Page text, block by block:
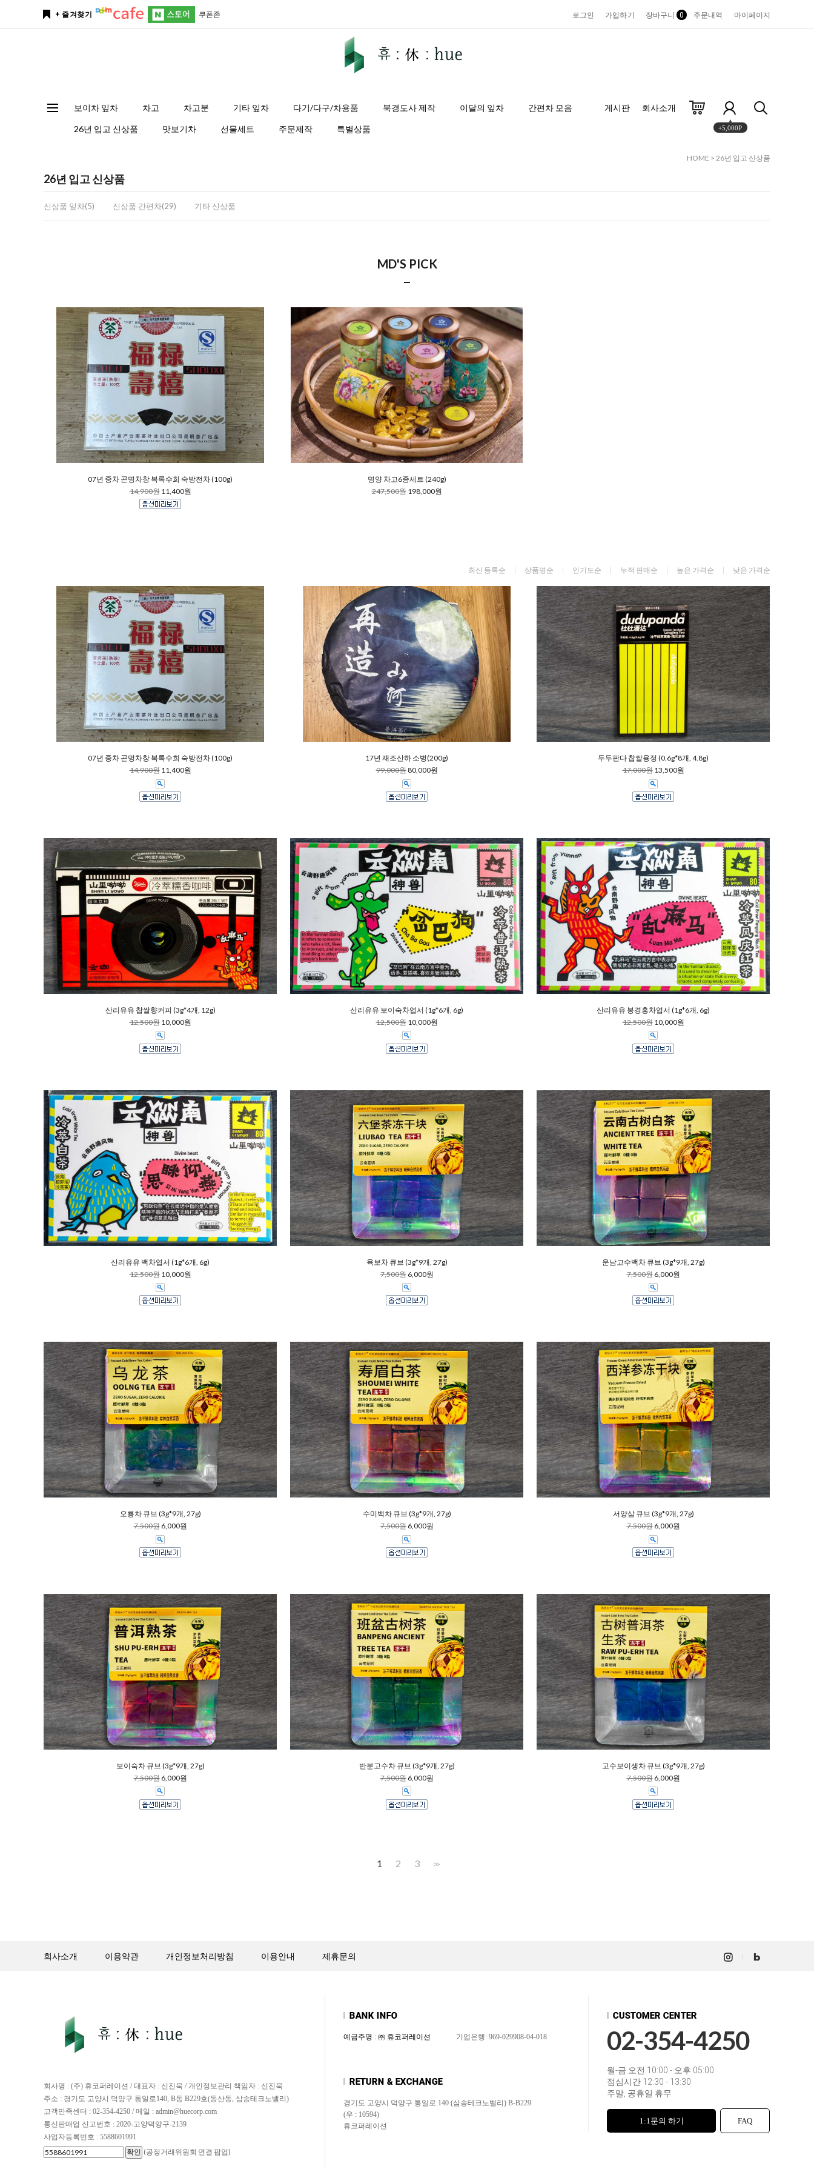
+ 즐겨찾기 쿠폰존 로그인 가입하기 장바구니 0 주문내역 마이페이지
보이차 잎차 차고 차고분 기타 잎차 다기/다구/차용품 북경도사 제작 이달의 잎차 간편차 모음
26년 입고 신상품 맛보기차 선물세트 주문제작 특별상품
게시판 회사소개
+5,000P
HOME > 26년 입고 신상품
26년 입고 신상품
신상품 잎차(5) 신상품 간편차(29) 기타 신상품
MD'S PICK
07년 중차 곤명차창 복록수희 숙방전차 (100g)
14,900원 11,400원
명양 차고6종세트 (240g)
247,500원 198,000원
최신 등록순 상품명순 인기도순 누적 판매순 높은 가격순 낮은 가격순
07년 중차 곤명차창 복록수희 숙방전차 (100g)
14,900원 11,400원
17년 재조산하 소병(200g)
99,000원80,000원
두두판다 찹쌀용정 (0.6g*8개, 4.8g)
17,000원 13,500원
산리유유 찹쌀향커피 (3g*4개, 12g)
12,500원 10,000원
산리유유 보이숙차엽서 (1g*6개, 6g)
12,500원 10,000원
산리유유 봉경홍차엽서 (1g*6개, 6g)
12,500원 10,000원
산리유유 백차엽서 (1g*6개, 6g)
12,500원 10,000원
육보차 큐브 (3g*9개, 27g)
7,500원 6,000원
운남고수백차 큐브 (3g*9개, 27g)
7,500원 6,000원
오룡차 큐브 (3g*9개, 27g)
7,500원 6,000원
수미백차 큐브 (3g*9개, 27g)
7,500원 6,000원
서양삼 큐브 (3g*9개, 27g)
7,500원 6,000원
보이숙차 큐브 (3g*9개, 27g)
7,500원 6,000원
반분고수차 큐브 (3g*9개, 27g)
7,500원 6,000원
고수보이생차 큐브 (3g*9개, 27g)
7,500원 6,000원
1 2 3 >>
회사소개 이용약관 개인정보처리방침 이용안내 제휴문의
회사명 : (주) 휴코퍼레이션 / 대표자 : 신진욱 / 개인정보관리 책임자 : 신진욱
주소 : 경기도 고양시 덕양구 통일로140, B동 B229호(동산동, 삼송테크노밸리)
고객만족센터 : 02-354-4250 / 메일 : admin@huecorp.com
통신판매업 신고번호 : 2020-고양덕양구-2139
사업자등록번호 : 5588601991
(공정거래위원회 연결 팝업)
예금주명 : ㈜ 휴코퍼레이션 기업은행: 969-029908-04-018
경기도 고양시 덕양구 통일로 140 (삼송테크노밸리) B-B229
(우 : 10594)
휴코퍼레이션
02-354-4250
월-금 오전 10:00 - 오후 05:00
점심시간 12:30 - 13:30
주말, 공휴일 휴무
1:1문의 하기 FAQ